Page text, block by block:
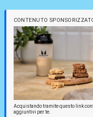
CONTENUTO
Acquistando tramite questo link
aggiuntivi per te.